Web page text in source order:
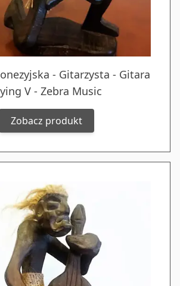
- Gitarzysta - Gitara
V - Zebra Music
Zobacz produkt